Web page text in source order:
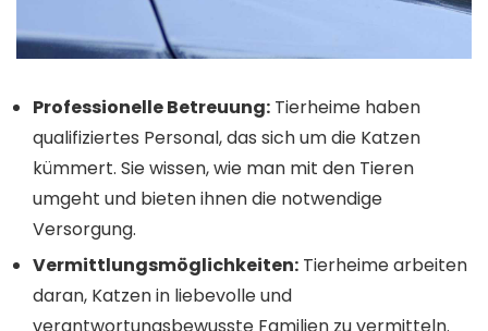
Professionelle Betreuung: Tierheime haben
qualifiziertes Personal, das sich um die Katzen
kümmert. Sie wissen, wie man mit den Tieren
umgeht und bieten ihnen die notwendige
Versorgung.
Vermittlungsmöglichkeiten: Tierheime arbeiten
daran, Katzen in liebevolle und
verantwortungsbewusste Familien zu vermitteln.